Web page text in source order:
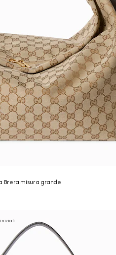
Brera misura grande
iniziali